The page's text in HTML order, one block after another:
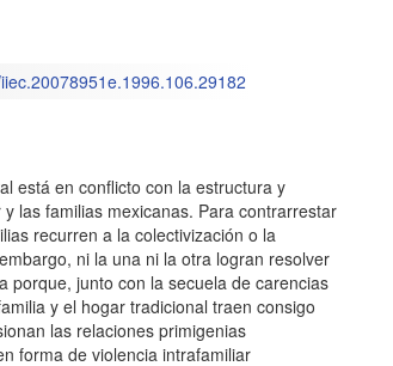
está en conflicto con la estructura y
las familias mexicanas. Para contrarrestar
recurren a la colectivización o la
ni la una ni la otra logran resolver
porque, junto con la secuela de carencias
y el hogar tradicional traen consigo
las relaciones primigenias
forma de violencia intrafamiliar